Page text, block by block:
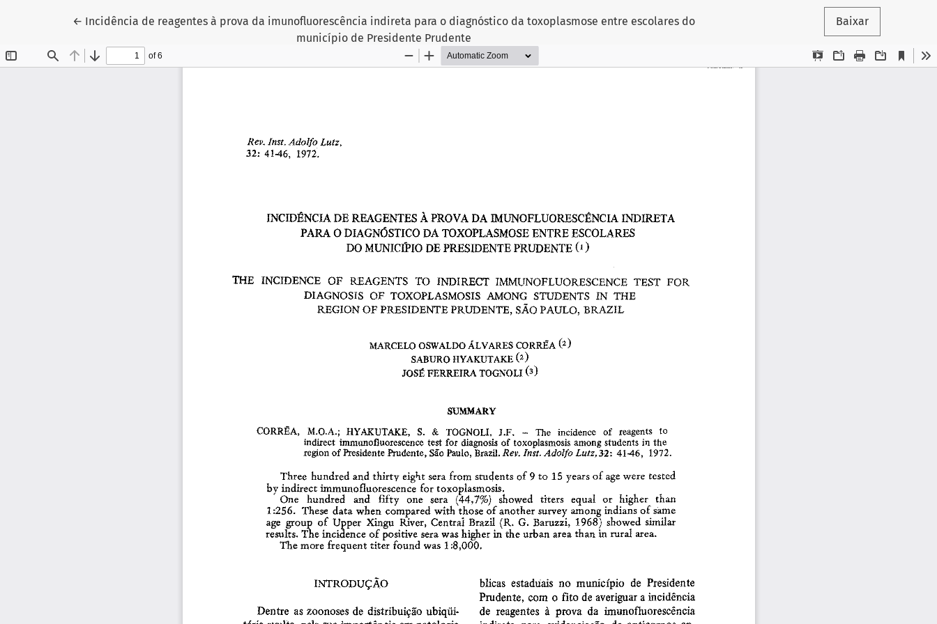
← Voltar aos Detalhes do Artigo
Incidência de reagentes à prova da imunofluorescência indireta para o diagnóstico da toxoplasmose entre escolares do
município de Presidente Prudente
Baixar